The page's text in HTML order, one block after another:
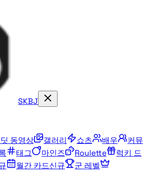
SKBJ
동영상 갤러리 쇼츠 배우
커뮤
태그 마인즈 Roulette
럭키 드
월간 카드신규
군 레벨